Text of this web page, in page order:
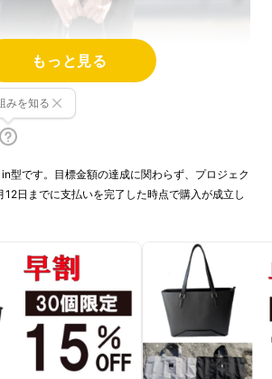
もっと見る
みを知る
型です。目標金額の達成に関わらず、プロジェク
日までに支払いを完了した時点で購入が成立し